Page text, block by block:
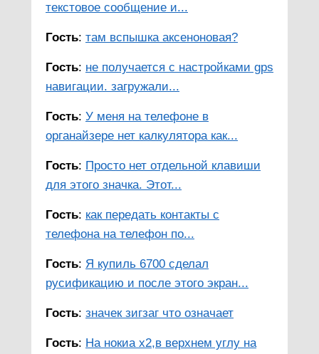
текстовое сообщение и...
Гость: там вспышка аксеноновая?
Гость: не получается с настройками gps
навигации. загружали...
Гость: У меня на телефоне в
органайзере нет калкулятора как...
Гость: Просто нет отдельной клавиши
для этого значка. Этот...
Гость: как передать контакты с
телефона на телефон по...
Гость: Я купиль 6700 сделал
русификацию и после этого экран...
Гость: значек зигзаг что означает
Гость: На нокиа х2,в верхнем углу на